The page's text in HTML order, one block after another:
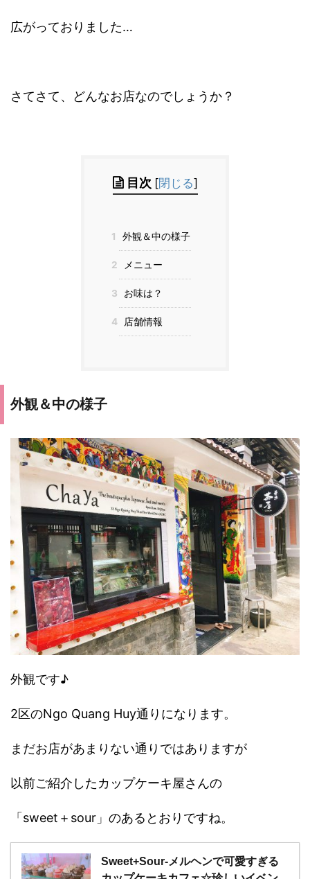
広がっておりました…
さてさて、どんなお店なのでしょうか？
目次 [閉じる]
1 外観＆中の様子
2 メニュー
3 お味は？
4 店舗情報
外観＆中の様子
外観です♪
2区のNgo Quang Huy通りになります。
まだお店があまりない通りではありますが
以前ご紹介したカップケーキ屋さんの
「sweet＋sour」のあるとおりですね。
Sweet+Sour-メルヘンで可愛すぎる